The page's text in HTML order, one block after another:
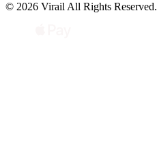
© 2026 Virail All Rights Reserved.